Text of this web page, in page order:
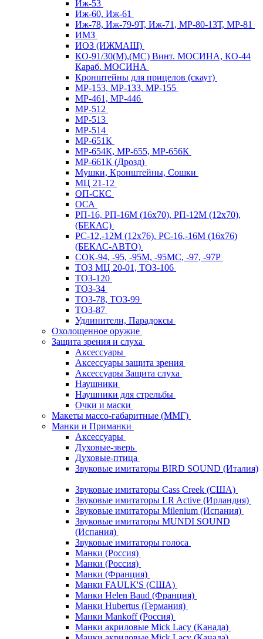
Иж-53
Иж-60, Иж-61
Иж-78, Иж-79-9Т, Иж-71, МР-80-13Т, МР-81
ИМЗ
ИОЗ (ИЖМАШ)
КО-91/30(М),(МС) Винт. МОСИНА, КО-44
Караб. МОСИНА
Кронштейны для прицелов (скаут)
МР-153, МР-133, МР-155
МР-461, МР-446
МР-512
МР-513
МР-514
МР-651К
МР-654К, МР-655, МР-656К
МР-661К (Дрозд)
Мушки, Кронштейны, Сошки
МЦ 21-12
ОП-СКС
ОСА
РП-16, РП-16М (16х70), РП-12М (12х70),
(БЕКАС)
РС-12,-12М (12х76), РС-16,-16М (16х76)
(БЕКАС-АВТО)
СОК-94, -95, -95М, -95МС, -97, -97Р
ТОЗ МЦ 20-01, ТОЗ-106
ТОЗ-120
ТОЗ-34
ТОЗ-78, ТОЗ-99
ТОЗ-87
Удлинители, Парадоксы
Охолощенное оружие
Защита зрения и слуха
Аксессуары
Аксессуары защита зрения
Аксессуары Защита слуха
Наушники
Наушники для стрельбы
Очки и маски
Макеты массо-габаритные (ММГ)
Манки и Приманки
Аксессуары
Духовые-зверь
Духовые-птица
Звуковые имитаторы BIRD SOUND (Италия)
Звуковые имитаторы Cass Creek (США)
Звуковые имитаторы LR Active (Ирландия)
Звуковые имитаторы Milenium (Испания)
Звуковые имитаторы MUNDI SOUND
(Испания)
Звуковые имитаторы голоса
Манки (Россия)
Манки (Россия)
Манки (Франция)
Манки FAULK'S (США)
Манки Helen Baud (Франция)
Манки Hubertus (Германия)
Манки Mankoff (Россия)
Манки акриловые Mick Lacy (Канада)